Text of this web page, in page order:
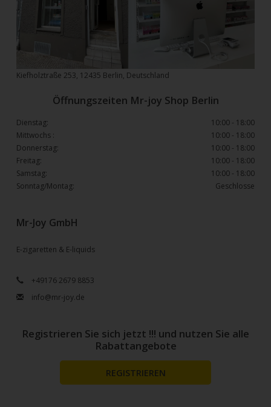
Mr-Joy GmbH
E-zigaretten & E-liquids
+49176 2679 8853
info@mr-joy.de
Kiefholztraße 253, 12435 Berlin, Deutschland
Öffnungszeiten Mr-joy Shop Berlin
Dienstag:
10:00 - 18:00
Mittwochs :
10:00 - 18:00
Donnerstag:
10:00 - 18:00
Freitag:
10:00 - 18:00
Samstag:
10:00 - 18:00
Sonntag/Montag:
Geschlosse
Registrieren Sie sich jetzt !!! und nutzen Sie alle
Rabattangebote
REGISTRIEREN